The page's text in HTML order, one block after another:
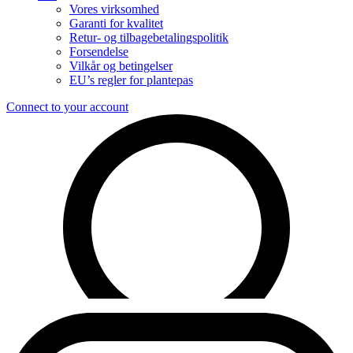
Vores virksomhed
Garanti for kvalitet
Retur- og tilbagebetalingspolitik
Forsendelse
Vilkår og betingelser
EU’s regler for plantepas
Connect to your account